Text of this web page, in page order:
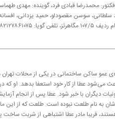
محمدرضا قبادی فرد، گوینده: مهدی
سلطانی، سوسن مقصودلو، حمید یزدانی،
عمو ساكن ساختمانی در یكی از محلات
عطا از كار خود استعفا بدهد. او كه
دیگران با خبر شود. عطا پس از انجام
به نام طلعت نبوده است. طلعت كه از این
فریبا مادر عطا اشتباهی از شربت